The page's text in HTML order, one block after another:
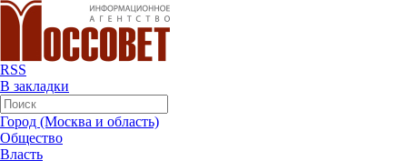
RSS
В закладки
Город (Москва и область)
Общество
Власть